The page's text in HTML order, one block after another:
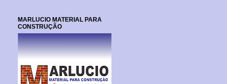
MARLUCIO MATERIAL PARA
CONSTRUÇÃO